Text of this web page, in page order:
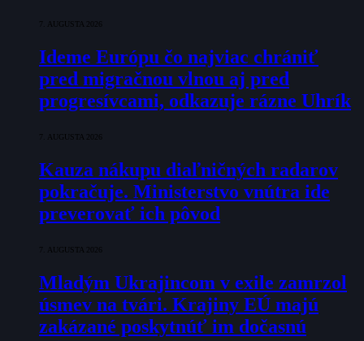
7. AUGUSTA 2026
Ideme Európu čo najviac chrániť
pred migračnou vlnou aj pred
progresívcami, odkazuje rázne Uhrík
7. AUGUSTA 2026
Kauza nákupu diaľničných radarov
pokračuje. Ministerstvo vnútra ide
preverovať ich pôvod
7. AUGUSTA 2026
Mladým Ukrajincom v exile zamrzol
úsmev na tvári. Krajiny EÚ majú
zakázané poskytnúť im dočasnú